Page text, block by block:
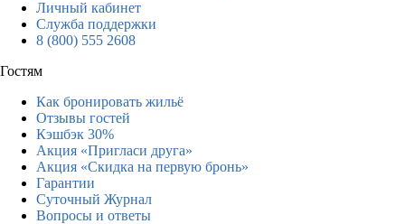
Личный кабинет
Служба поддержки
8 (800) 555 2608
Гостям
Как бронировать жильё
Отзывы гостей
Кэшбэк 30%
Акция «Пригласи друга»
Акция «Скидка на первую бронь»
Гарантии
Суточный Журнал
Вопросы и ответы